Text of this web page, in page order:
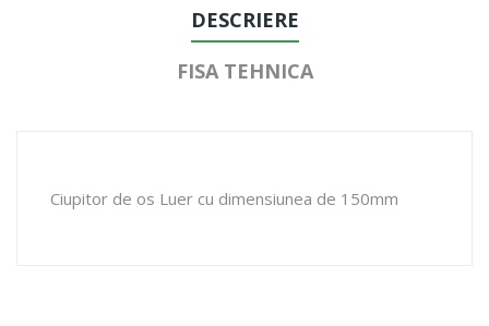
DESCRIERE
FISA TEHNICA
Ciupitor de os Luer cu dimensiunea de 150mm